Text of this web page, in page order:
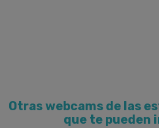
Otras webcams de las
que te pueden